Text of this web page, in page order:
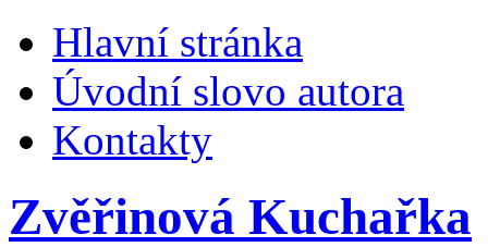
Hlavní stránka
Úvodní slovo autora
Kontakty
Zvěřinová Kuchařka